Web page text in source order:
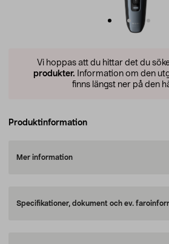
Vi hoppas att du hittar det du
produkter. Information om den
finns längst ner på den
Produktinformation
Mer information
Specifikationer, dokument och ev.